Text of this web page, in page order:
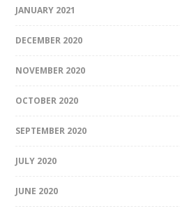
JANUARY 2021
DECEMBER 2020
NOVEMBER 2020
OCTOBER 2020
SEPTEMBER 2020
JULY 2020
JUNE 2020